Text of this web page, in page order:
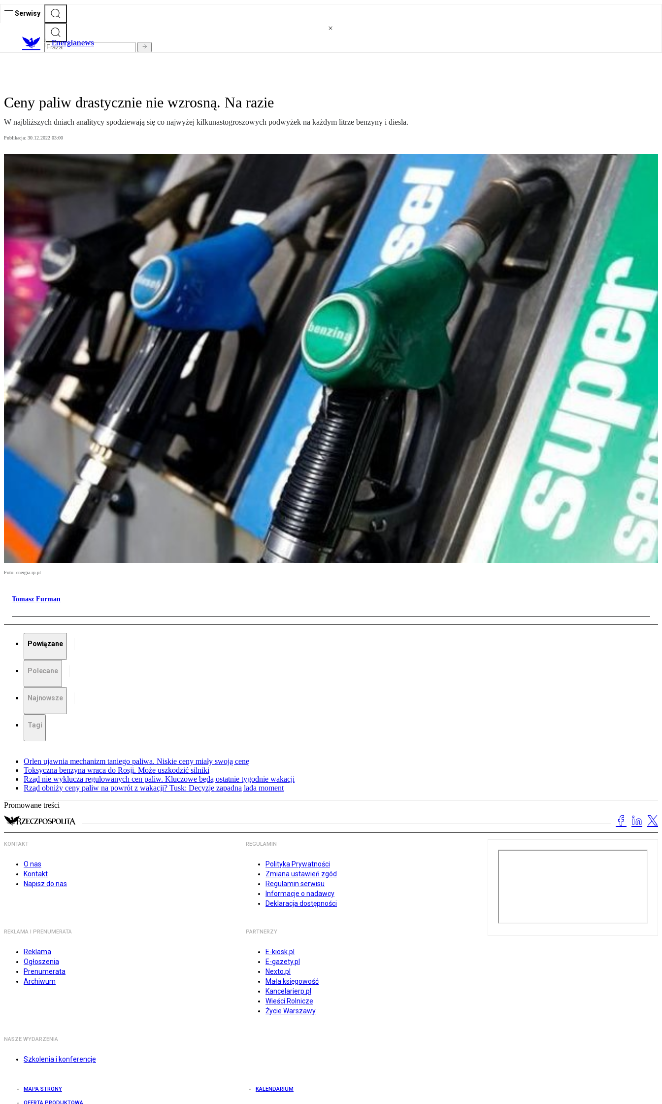
Serwisy
Energianews
Ceny paliw drastycznie nie wzrosną. Na razie
W najbliższych dniach analitycy spodziewają się co najwyżej kilkunastogroszowych podwyżek na każdym litrze benzyny i diesla.
Publikacja: 30.12.2022 03:00
Foto: energia.rp.pl
Tomasz Furman
Powiązane
Polecane
Najnowsze
Tagi
Orlen ujawnia mechanizm taniego paliwa. Niskie ceny miały swoją cenę
Toksyczna benzyna wraca do Rosji. Może uszkodzić silniki
Rząd nie wyklucza regulowanych cen paliw. Kluczowe będą ostatnie tygodnie wakacji
Rząd obniży ceny paliw na powrót z wakacji? Tusk: Decyzje zapadną lada moment
Promowane treści
KONTAKT
O nas
Kontakt
Napisz do nas
REGULAMIN
Polityka Prywatności
Zmiana ustawień zgód
Regulamin serwisu
Informacje o nadawcy
Deklaracja dostępności
REKLAMA I PRENUMERATA
Reklama
Ogłoszenia
Prenumerata
Archiwum
PARTNERZY
E-kiosk.pl
E-gazety.pl
Nexto.pl
Mała księgowość
Kancelarierp.pl
Wieści Rolnicze
Życie Warszawy
NASZE WYDARZENIA
Szkolenia i konferencje
MAPA STRONY KALENDARIUM